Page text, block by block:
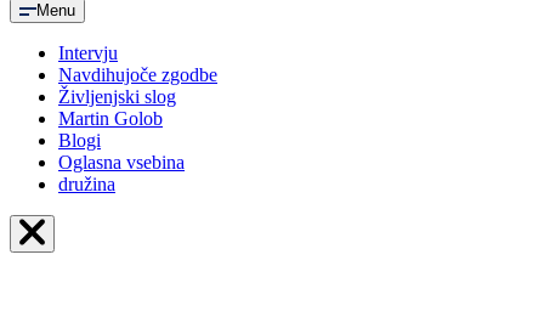
Menu
Intervju
Navdihujoče zgodbe
Življenjski slog
Martin Golob
Blogi
Oglasna vsebina
družina